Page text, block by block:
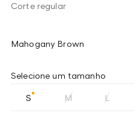
Corte regular
Mahogany Brown
Selecione um tamanho
S M L